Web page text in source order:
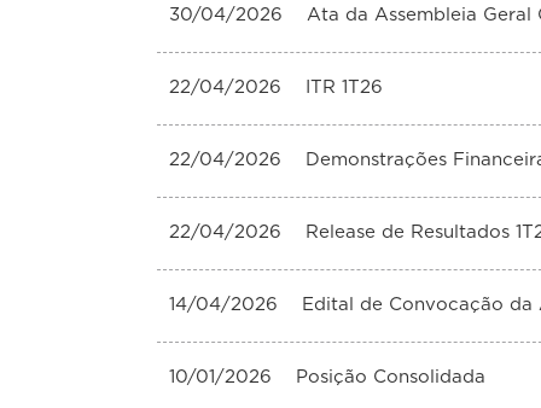
30/04/2026 Ata da Assembleia Geral
22/04/2026 ITR 1T26
22/04/2026 Demonstrações
22/04/2026 Release de Resultados
14/04/2026 Edital de Convocação da
10/01/2026 Posição Consolidada